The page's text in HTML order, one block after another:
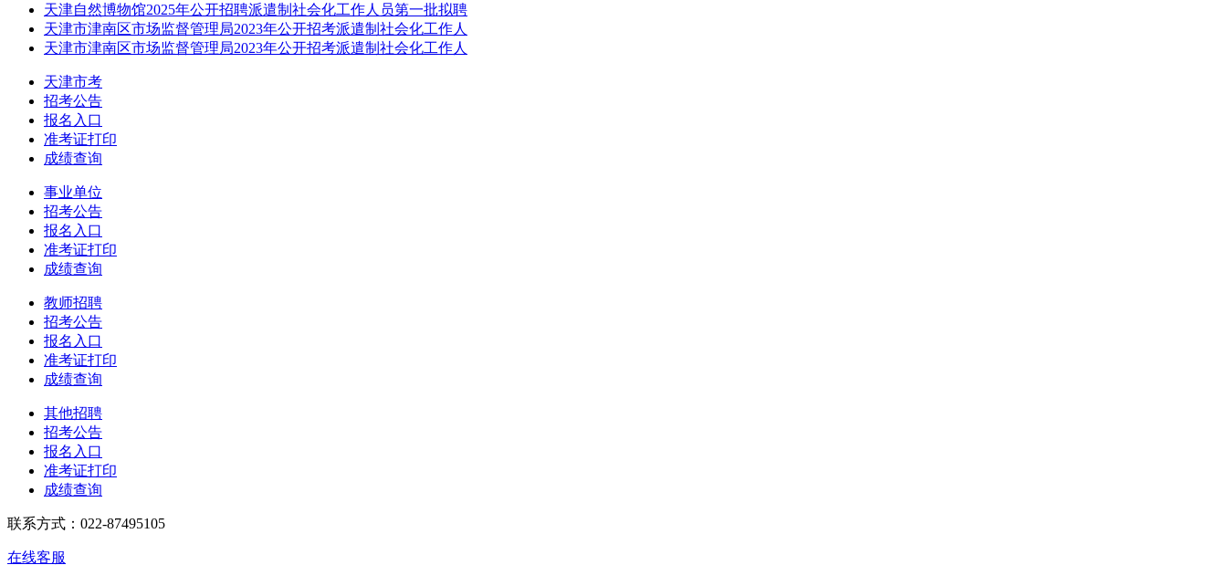
天津自然博物馆2025年公开招聘派遣制社会化工作人员第一批拟聘
天津市津南区市场监督管理局2023年公开招考派遣制社会化工作人
天津市津南区市场监督管理局2023年公开招考派遣制社会化工作人
天津市考
招考公告
报名入口
准考证打印
成绩查询
事业单位
招考公告
报名入口
准考证打印
成绩查询
教师招聘
招考公告
报名入口
准考证打印
成绩查询
其他招聘
招考公告
报名入口
准考证打印
成绩查询
联系方式：022-87495105
在线客服